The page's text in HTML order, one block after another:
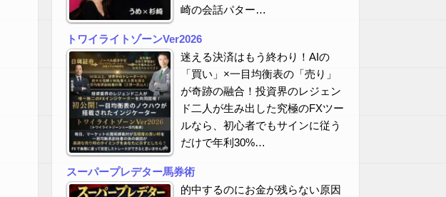
崎の会話パター…
トワイライトゾーンVer2026
迷える決済はもう終わり！AIの
「買い」×一目均衡表の「売り」
が奇跡の融合！投資界のレジェン
ド二人が生み出した究極のFXツー
ルなら、初心者でもサインに従う
だけで年利30%…
スーパープレデター馬券術
的中するのにお金が残らない原因